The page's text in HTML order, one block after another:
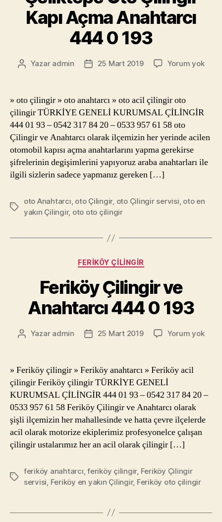
Kapı Açma Anahtarcı
444 0 193
Yazının
Yazar admin
Yazı25 Mart 2019 Yorum yok
0
» oto çilingir » oto anahtarcı » oto acil çilingir oto
çilingir TÜRKİYE GENELİ KURUMSAL ÇİLİNGİR
444 01 93 – 0542 317 84 20 – 0533 957 61 58 oto
Çilingir ve Anahtarcı olarak ilçemizin her yerinde acilen
otomobil kapısı açma anahtarlarını yapma gerekirse
şifrelerinin degişimlerini yapıyoruz araba anahtarları ile
ilgili sizlerin sadece yapmanız gereken […]
Etiketler
oto Anahtarcı, oto Çilingir, oto Çilingir servisi, oto en
yakın Çilingir, oto oto çilingir
Kategoriler
FERIKÖY ÇILINGIR
Feriköy Çilingir ve
Anahtarcı 444 0 193
Yazının
Yazar admin
Yazı25 Mart 2019 Yorum yok
193
» Feriköy çilingir » Feriköy anahtarcı » Feriköy acil
çilingir Feriköy çilingir TÜRKİYE GENELİ
KURUMSAL ÇİLİNGİR 444 01 93 – 0542 317 84 20 –
0533 957 61 58 Feriköy Çilingir ve Anahtarcı olarak
şişli ilçemizin her mahallesinde ve hatta çevre ilçelerde
acil olarak motorize ekiplerimiz profesyonelce çalışan
çilingir ustalarımız her an acil olarak çilingir […]
Etiketler
feriköy anahtarcı ,feriköy çilingir, Feriköy Çilingir
servisi Feriköy en yakın Çilingir, Feriköy oto çilingir